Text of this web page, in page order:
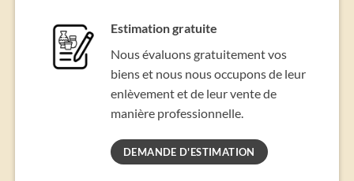
Estimation gratuite
Nous évaluons gratuitement vos
biens et nous nous occupons de leur
enlèvement et de leur vente de
manière professionnelle.
DEMANDE D'ESTIMATION